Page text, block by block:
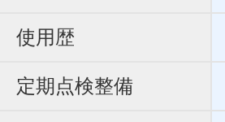
使用歴
定期点検整備